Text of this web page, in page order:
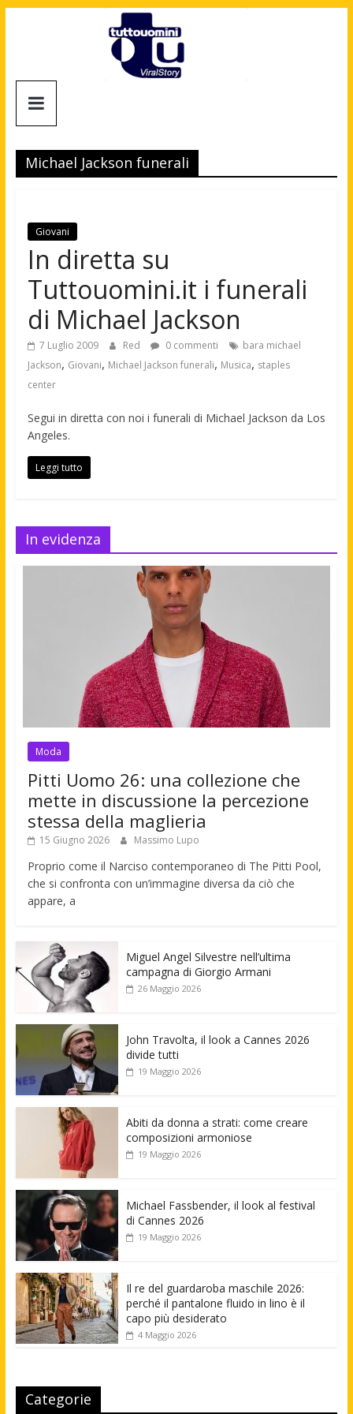
Tuttouomini
Tv,
Cinema,
news
moda
maschile
Michael Jackson funerali
Giovani
In diretta su
Tuttouomini.it i funerali
di Michael Jackson
7 Luglio 2009 Red 0 commenti
bara michael
Jackson, Giovani, Michael Jackson funerali, Musica, staples
center
Segui in diretta con noi i funerali di Michael Jackson da Los
Angeles.
Leggi tutto
In evidenza
Moda
Pitti Uomo 26: una collezione che
mette in discussione la percezione
stessa della maglieria
15 Giugno 2026 Massimo Lupo
Proprio come il Narciso contemporaneo di The Pitti Pool,
che si confronta con un’immagine diversa da ciò che
appare, a
Miguel Angel Silvestre nell’ultima
campagna di Giorgio Armani
26 Maggio 2026
John Travolta, il look a Cannes 2026
divide tutti
19 Maggio 2026
Abiti da donna a strati: come creare
composizioni armoniose
19 Maggio 2026
Michael Fassbender, il look al festival
di Cannes 2026
19 Maggio 2026
Il re del guardaroba maschile 2026:
perché il pantalone fluido in lino è il
capo più desiderato
4 Maggio 2026
Categorie